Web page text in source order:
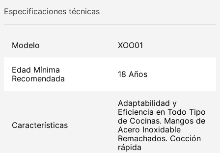
Especificaciones técnicas
Modelo XOO01
Edad Mínima
Recomendada
18 Años
Características
Adaptabilidad y
Eficiencia en Todo Tipo
de Cocinas. Mangos de
Acero Inoxidable
Remachados. Cocción
rápida